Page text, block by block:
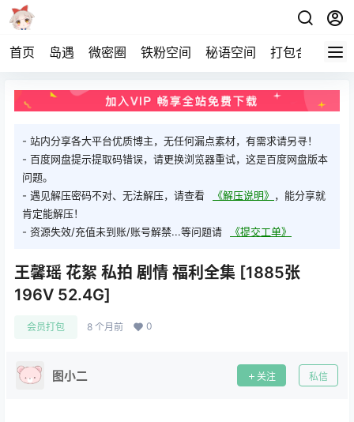
首页 岛遇 微密圈 铁粉空间 秘语空间 打包合集 关
- 站内分享各大平台优质博主，无任何漏点素材，有需求请另寻！
- 百度网盘提示提取码错误，请更换浏览器重试，这是百度网盘版本
问题。
- 遇见解压密码不对、无法解压，请查看
《解压说明》 ，能分享就
肯定能解压！
- 资源失效/充值未到账/账号解禁...等问题请
《提交工单》
王馨瑶 花絮 私拍 剧情 福利全集 [1885张
196V 52.4G]
会员打包 8 个月前 0
图小二 关注 私信